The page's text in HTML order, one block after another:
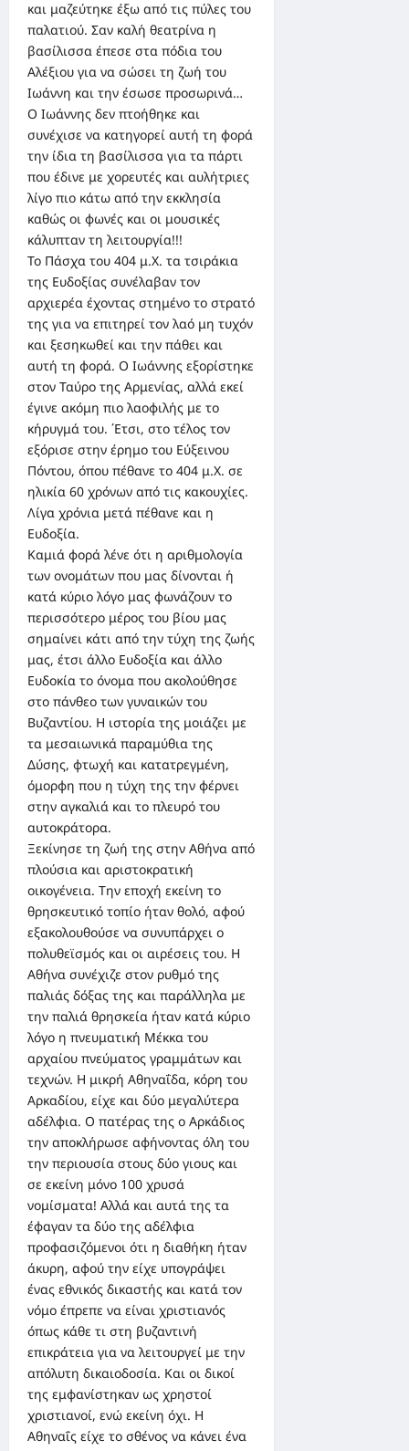
και μαζεύτηκε έξω από τις πύλες του
παλατιού. Σαν καλή θεατρίνα η
βασίλισσα έπεσε στα πόδια του
Αλέξιου για να σώσει τη ζωή του
Ιωάννη και την έσωσε προσωρινά…
Ο Ιωάννης δεν πτοήθηκε και
συνέχισε να κατηγορεί αυτή τη φορά
την ίδια τη βασίλισσα για τα πάρτι
που έδινε με χορευτές και αυλήτριες
λίγο πιο κάτω από την εκκλησία
καθώς οι φωνές και οι μουσικές
κάλυπταν τη λειτουργία!!!
Το Πάσχα του 404 μ.Χ. τα τσιράκια
της Ευδοξίας συνέλαβαν τον
αρχιερέα έχοντας στημένο το στρατό
της για να επιτηρεί τον λαό μη τυχόν
και ξεσηκωθεί και την πάθει και
αυτή τη φορά. Ο Ιωάννης εξορίστηκε
στον Ταύρο της Αρμενίας, αλλά εκεί
έγινε ακόμη πιο λαοφιλής με το
κήρυγμά του. ΄Ετσι, στο τέλος τον
εξόρισε στην έρημο του Εύξεινου
Πόντου, όπου πέθανε το 404 μ.Χ. σε
ηλικία 60 χρόνων από τις κακουχίες.
Λίγα χρόνια μετά πέθανε και η
Ευδοξία.
Καμιά φορά λένε ότι η αριθμολογία
των ονομάτων που μας δίνονται ή
κατά κύριο λόγο μας φωνάζουν το
περισσότερο μέρος του βίου μας
σημαίνει κάτι από την τύχη της ζωής
μας, έτσι άλλο Ευδοξία και άλλο
Ευδοκία το όνομα που ακολούθησε
στο πάνθεο των γυναικών του
Βυζαντίου. Η ιστορία της μοιάζει με
τα μεσαιωνικά παραμύθια της
Δύσης, φτωχή και κατατρεγμένη,
όμορφη που η τύχη της την φέρνει
στην αγκαλιά και το πλευρό του
αυτοκράτορα.
Ξεκίνησε τη ζωή της στην Αθήνα από
πλούσια και αριστοκρατική
οικογένεια. Την εποχή εκείνη το
θρησκευτικό τοπίο ήταν θολό, αφού
εξακολουθούσε να συνυπάρχει ο
πολυθεϊσμός και οι αιρέσεις του. Η
Αθήνα συνέχιζε στον ρυθμό της
παλιάς δόξας της και παράλληλα με
την παλιά θρησκεία ήταν κατά κύριο
λόγο η πνευματική Μέκκα του
αρχαίου πνεύματος γραμμάτων και
τεχνών. Η μικρή Αθηναΐδα, κόρη του
Αρκαδίου, είχε και δύο μεγαλύτερα
αδέλφια. Ο πατέρας της ο Αρκάδιος
την αποκλήρωσε αφήνοντας όλη του
την περιουσία στους δύο γιους και
σε εκείνη μόνο 100 χρυσά
νομίσματα! Αλλά και αυτά της τα
έφαγαν τα δύο της αδέλφια
προφασιζόμενοι ότι η διαθήκη ήταν
άκυρη, αφού την είχε υπογράψει
ένας εθνικός δικαστής και κατά τον
νόμο έπρεπε να είναι χριστιανός
όπως κάθε τι στη βυζαντινή
επικράτεια για να λειτουργεί με την
απόλυτη δικαιοδοσία. Και οι δικοί
της εμφανίστηκαν ως χρηστοί
χριστιανοί, ενώ εκείνη όχι. Η
Αθηναΐς είχε το σθένος να κάνει ένα